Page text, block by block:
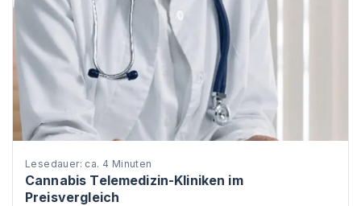
Lesedauer: ca. 4 Minuten
Cannabis Telemedizin-Kliniken im
Preisvergleich